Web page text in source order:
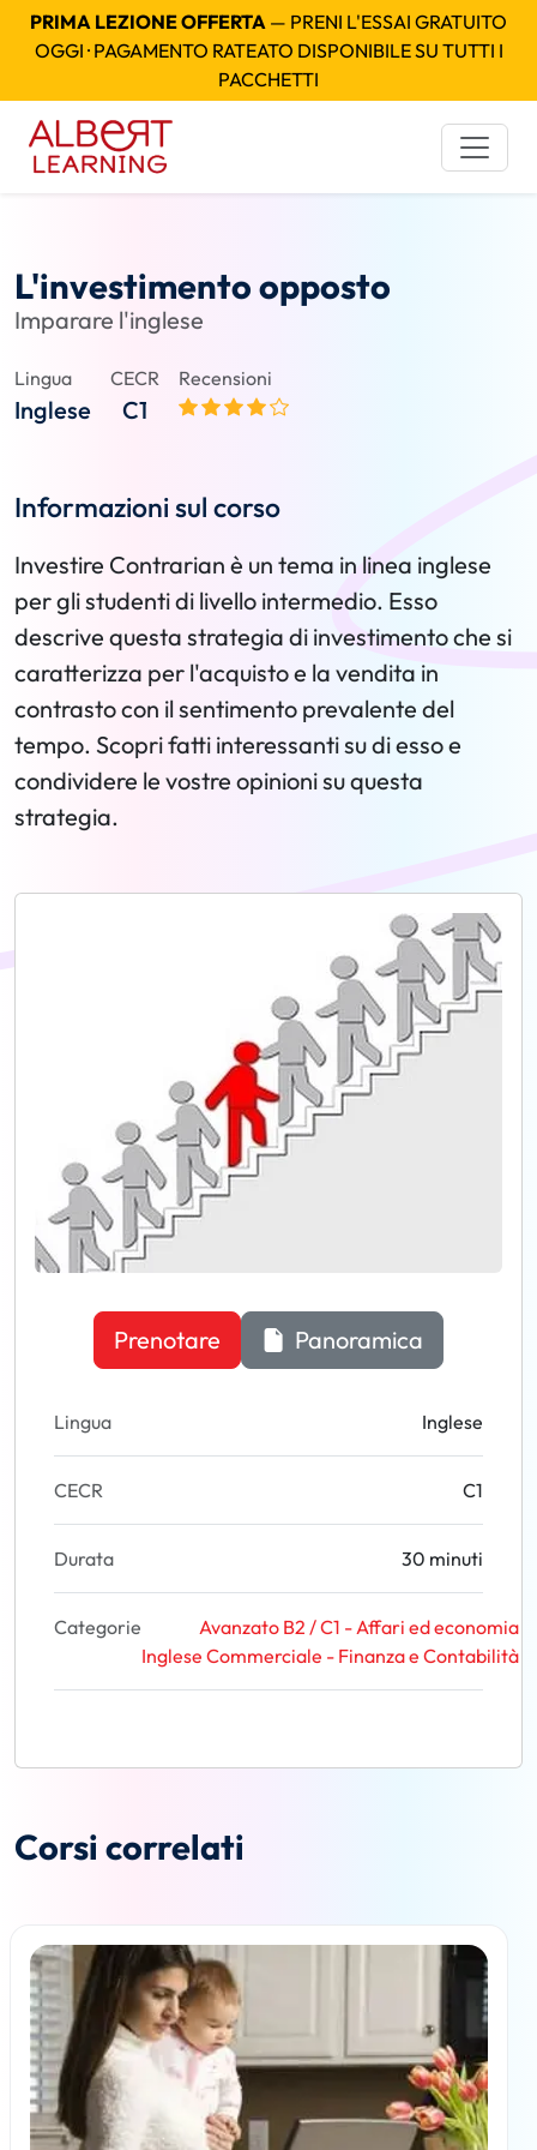
PRIMA LEZIONE OFFERTA — PRENI L'ESSAI GRATUITO
OGGI · PAGAMENTO RATEATO DISPONIBILE SU TUTTI I
PACCHETTI
L'investimento opposto
Imparare l'inglese
Lingua
Inglese
CECR
C1
Recensioni
Informazioni sul corso
Investire Contrarian è un tema in linea inglese
per gli studenti di livello intermedio. Esso
descrive questa strategia di investimento che si
caratterizza per l'acquisto e la vendita in
contrasto con il sentimento prevalente del
tempo. Scopri fatti interessanti su di esso e
condividere le vostre opinioni su questa
strategia.
Prenotare Panoramica
Lingua Inglese
CECR C1
Durata 30 minuti
Categorie
Avanzato B2 / C1 - Affari ed economia
Inglese Commerciale - Finanza e Contabilità
Corsi correlati